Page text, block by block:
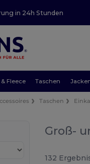
in 24h Stunden
Fleece Taschen
Taschen
Groß-
132